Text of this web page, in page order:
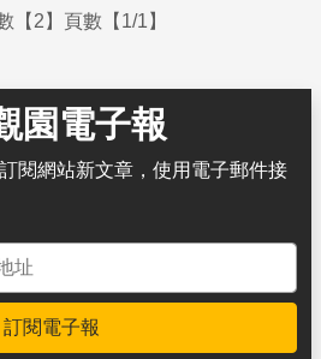
【2】頁數【1/1】
園電子報
閱網站新文章，使用電子郵件接
訂閱電子報